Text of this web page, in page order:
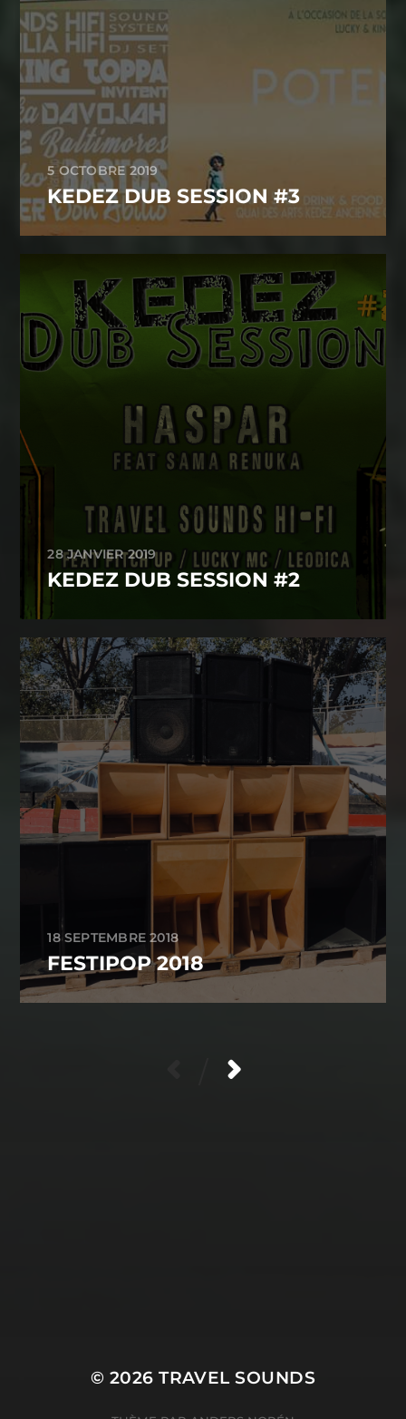
5 OCTOBRE 2019
KEDEZ DUB SESSION #3
28 JANVIER 2019
KEDEZ DUB SESSION #2
18 SEPTEMBRE 2018
FESTIPOP 2018
© 2026TRAVEL SOUNDS